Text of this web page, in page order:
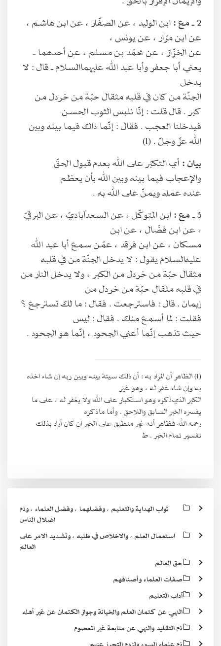
2 ـ مع :ابن الوليد ، عن الصفّار ، عن ابن هاشم ،
عن ابن مرّار ، عن يونس ،
عن الخزّاز ، عن محمّد بن مسلم ، عن أحدهما ـ
يعني أبا جعفر وأبا عبد الله عليهما‌السلام ـ قال : لا
يدخل
الجنّة من كان في قلبه مثقال حبّة من خردل من
كبر . قال قلت : إنّا نلبس الثوب الحسن
فيدخلنا العجب . فقال : إنّما ذاك فيما بينه وبين
الله عزّ وجلّ . (1)
بيان :أي التكبّر على الله بعدم قبول الحقّ
والإعجاب فيما بينه وبين الله بأن يعظم
عنده عمله ويمنّ على الله به .
3 ـ مع :ابن المتوكّل ، عن السعدآباديّ ، عن البرقيّ
، عن ابن فضّال ، عن ابن
مسكان ، عن ابن فرقد ، عمّن سمع أبا عبد الله
عليه‌السلام يقول : لا يدخل الجنّة من في قلبه
مثقال حبّة من خردل من الكبر ، ولا يدخل النار من
في قلبه مثقال حبّة من خردل من
إيمان . قال : فاسترجعت . فقال : ما لك تسترجع ؟
فقلت : لما أسمع منك . فقال : ليس
حيث تذهب إنّما أعني الجحود ، إنّما هو الجحود .
(1) الظاهر أن المراد به : أن ذلك سيئة بينه وبين ربه إن شاء اخذه
به وإن شاء غفر له ، وهو غير
الكبر الذي ذكره وهو استكبار على الله ولا يغفر له ، على ما
يفسره الخبر السابق واللاحق . وأما ما ذكره
رحمه الله فظاهر أنه غير منطبق على الخبر ان كان أراد بذلك
تفسير تمام الخبر . ط
ثواب الهداية والتعليم ، وفضلهما ، وفضل العلماء ، وذم
اضلال الناس
استعمال العلم ، والاخلاص في طلبه ، وتشديد الامر على
العالم
حق العالم
صفات العلماء وأصنافهم
آداب التعليم
النهي عن كتمان العلم والخيانة وجواز الكتمان عن غير أهله
ذم التقليد والنهي عن متابعة غير المعصوم